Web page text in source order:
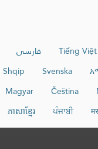
فارسی Tiếng Việt
Shqip Svenska
Magyar Čeština
ភាសាខ្មែរ ਪੰਜਾਬੀ